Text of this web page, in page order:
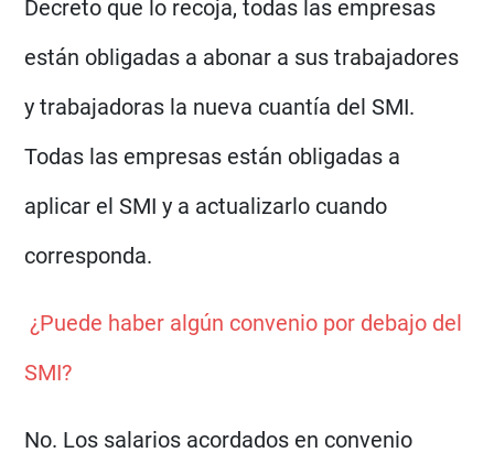
Decreto que lo recoja, todas las empresas
están obligadas a abonar a sus trabajadores
y trabajadoras la nueva cuantía del SMI.
Todas las empresas están obligadas a
aplicar el SMI y a actualizarlo cuando
corresponda.
¿Puede haber algún convenio por debajo del
SMI?
No. Los salarios acordados en convenio